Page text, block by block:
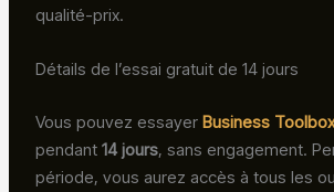
qualité-prix.
Détails de l’essai gratuit de 14 jours
Vous pouvez essayerBusiness
pendant14 jours, sans engagement.
période, vous aurez accès à tous les